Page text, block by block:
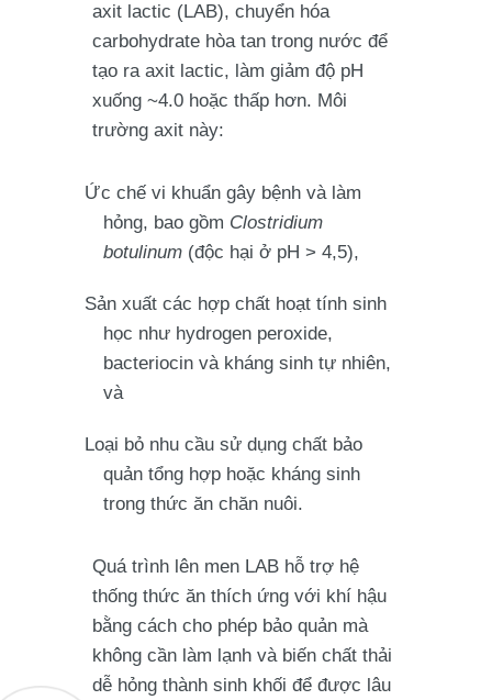
axit lactic (LAB), chuyển hóa
carbohydrate hòa tan trong nước để
tạo ra axit lactic, làm giảm độ pH
xuống ~4.0 hoặc thấp hơn. Môi
trường axit này:
Ức chế vi khuẩn gây bệnh và làm
hỏng, bao gồm Clostridium
botulinum (độc hại ở pH > 4,5),
Sản xuất các hợp chất hoạt tính sinh
học như hydrogen peroxide,
bacteriocin và kháng sinh tự nhiên,
và
Loại bỏ nhu cầu sử dụng chất bảo
quản tổng hợp hoặc kháng sinh
trong thức ăn chăn nuôi.
Quá trình lên men LAB hỗ trợ hệ
thống thức ăn thích ứng với khí hậu
bằng cách cho phép bảo quản mà
không cần làm lạnh và biến chất thải
dễ hỏng thành sinh khối để được lâu